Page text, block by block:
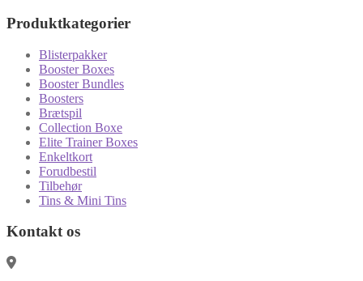
Produktkategorier
Blisterpakker
Booster Boxes
Booster Bundles
Boosters
Brætspil
Collection Boxe
Elite Trainer Boxes
Enkeltkort
Forudbestil
Tilbehør
Tins & Mini Tins
Kontakt os